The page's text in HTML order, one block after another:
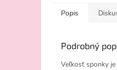
Popis
Podrobný
Veľkosť sponky je